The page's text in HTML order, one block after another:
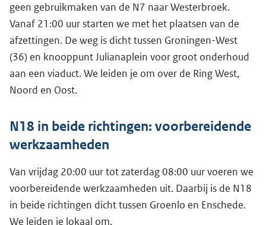
geen gebruikmaken van de N7 naar Westerbroek.
Vanaf 21:00 uur starten we met het plaatsen van de
afzettingen. De weg is dicht tussen Groningen-West
(36) en knooppunt Julianaplein voor groot onderhoud
aan een viaduct. We leiden je om over de Ring West,
Noord en Oost.
N18 in beide richtingen: voorbereidende
werkzaamheden
Van vrijdag 20:00 uur tot zaterdag 08:00 uur voeren we
voorbereidende werkzaamheden uit. Daarbij is de N18
in beide richtingen dicht tussen Groenlo en Enschede.
We leiden je lokaal om.